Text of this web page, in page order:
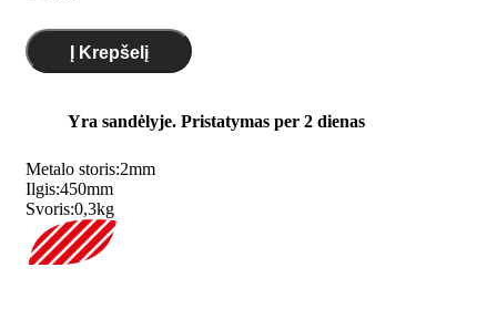
Į Krepšelį
Yra sandėlyje. Pristatymas per 2 dienas
Metalo storis:2mm
Ilgis:450mm
Svoris:0,3kg